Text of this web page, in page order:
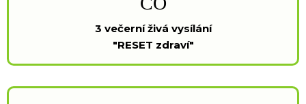
3 večerní živá vysílání
"RESET zdraví"